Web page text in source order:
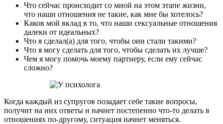
Что сейчас происходит со мной на этом этапе жизни,
что наши отношения не такие, как мне бы хотелось?
Каков мой вклад в то, что наши сексуальные отношения
далеки от идеальных?
Что я сделал(а) для того, чтобы они стали такими?
Что я могу сделать для того, чтобы сделать их лучше?
Чем я могу помочь моему партнеру, если ему сейчас
сложно?
Когда каждый из супругов позадает себе такие вопросы,
получит на них ответы и начнет постепенно что-то делать в
отношениях по-другому, ситуация начнет меняться.